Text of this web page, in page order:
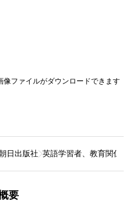
像ファイルがダウンロードできます
日出版社 英語学習者、教育関係者
要